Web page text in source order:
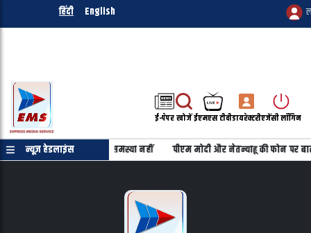
हिंदी English
ई-पेपरखोजेंईएमएस टीवीडायरेक्टरीएजेंसी लॉगिन
न्यूज़ हेडलाइंस
शिक्षा शिक्षकों के वेतन में कोई समस्या नहीं पीएम मोदी और नेतन्याहू की फोन पर